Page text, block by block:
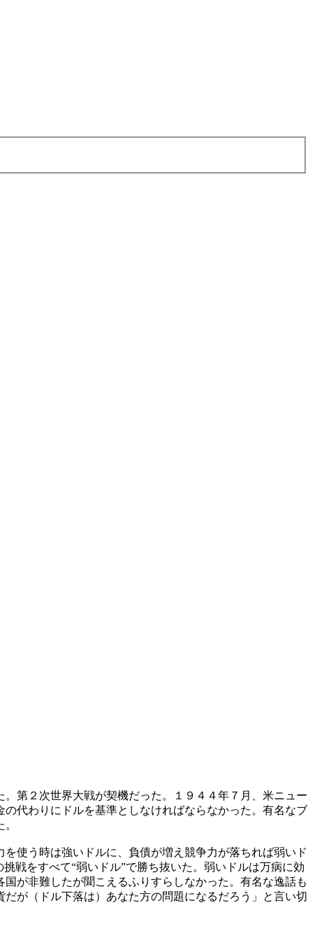
第２次世界大戦が契機だった。１９４４年７月、米ニュー
代わりにドルを基準としなければならなかった。有名なブ
使う時は強いドルに、負債が増え競争力が落ちれば弱いド
戦をすべて“弱いドル”で勝ち抜いた。弱いドルは万病に効
が非難したが聞こえるふりすらしなかった。有名な逸話も
が（ドル下落は）あなた方の問題になるだろう」と言い切